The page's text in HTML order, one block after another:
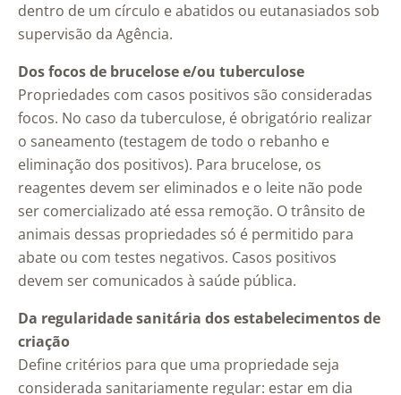
dentro de um círculo e abatidos ou eutanasiados sob
supervisão da Agência.
Dos focos de brucelose e/ou tuberculose
Propriedades com casos positivos são consideradas
focos. No caso da tuberculose, é obrigatório realizar
o saneamento (testagem de todo o rebanho e
eliminação dos positivos). Para brucelose, os
reagentes devem ser eliminados e o leite não pode
ser comercializado até essa remoção. O trânsito de
animais dessas propriedades só é permitido para
abate ou com testes negativos. Casos positivos
devem ser comunicados à saúde pública.
Da regularidade sanitária dos estabelecimentos de
criação
Define critérios para que uma propriedade seja
considerada sanitariamente regular: estar em dia